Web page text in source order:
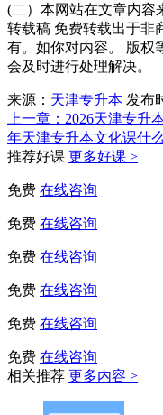
(二）本网站在文章内容
转载稿 免费转载出于非
有。如你对内容。 版权
会及时进行处理解决。
来源： 天津专升本 发布
上一章： 2026天津专升
年天津专升本文化课什
推荐好课 更多好课 >
免费 在线咨询
免费 在线咨询
免费 在线咨询
免费 在线咨询
免费 在线咨询
免费 在线咨询
相关推荐 更多内容 >